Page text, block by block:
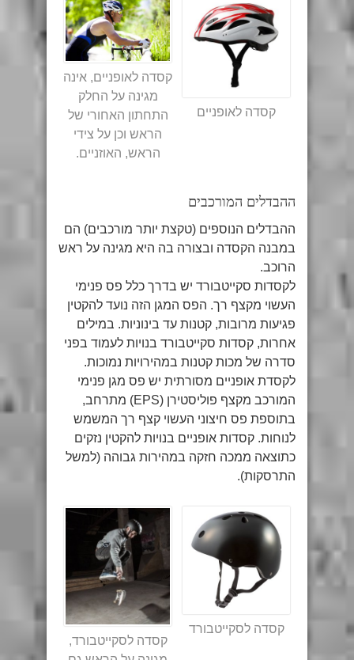
קסדה לאופניים
קסדה לאופניים, אינה
מגינה על החלק
התחתון האחורי של
הראש וכן על צידי
הראש, האוזניים.
ההבדלים המורכבים
ההבדלים הנוספים (טקצת יותר מורכבים) הם
במבנה הקסדה ובצורה בה היא מגינה על ראש
הרוכב.
לקסדות סקייטבורד יש בדרך כלל פס פנימי
העשוי מקצף רך. הפס המגן הזה נועד להקטין
פגיעות מרובות, קטנות עד בינוניות. במילים
אחרות, קסדות סקייטבורד בנויות לעמוד בפני
סדרה של מכות קטנות במהירויות נמוכות.
לקסדת אופניים מסורתית יש פס מגן פנימי
המורכב מקצף פוליסטירן (EPS) מתרחב,
בתוספת פס חיצוני העשוי קצף רך המשמש
לנוחות. קסדות אופניים בנויות להקטין נזקים
כתוצאה ממכה חזקה במהירות גבוהה (למשל
התרסקות).
קסדה לסקייטבורד
קסדה לסקייטבורד,